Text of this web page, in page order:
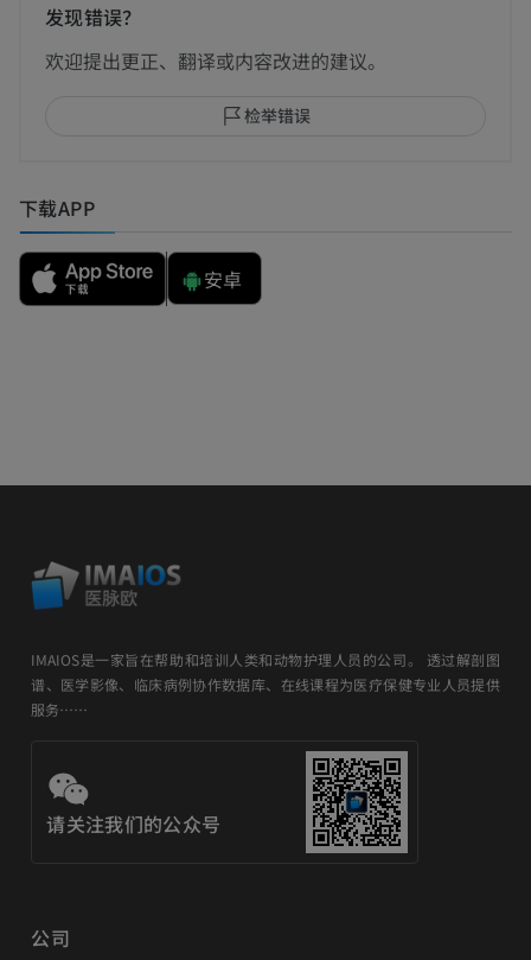
发现错误？
欢迎提出更正、翻译或内容改进的建议。
检举错误
下载APP
安卓
IMAIOS是一家旨在帮助和培训人类和动物护理人员的公司。 透过解剖图
谱、医学影像、临床病例协作数据库、在线课程为医疗保健专业人员提供
服务……
请关注我们的公众号
公司